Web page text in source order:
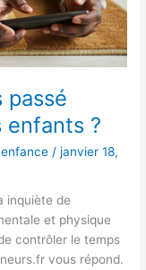
enfants ?
/janvier 18,
inquiète de
et physique
contrôler le temps
vous répond.